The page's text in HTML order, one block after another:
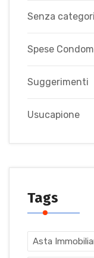
Senza
Spese
Suggerimenti
Usucapione
Tags
Asta